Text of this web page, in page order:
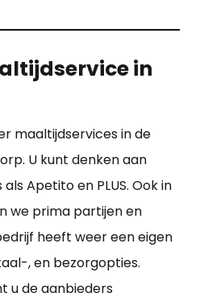
in
maaltijdservices in de
U kunt denken aan
Apetito en PLUS. Ook in
we prima partijen en
heeft weer een eigen
, en bezorgopties.
u de aanbieders